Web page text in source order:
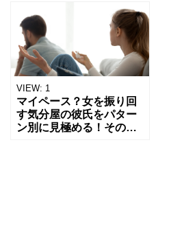
VIEW: 1
マイペース？女を振り回
す気分屋の彼氏をパター
ン別に見極める！その特